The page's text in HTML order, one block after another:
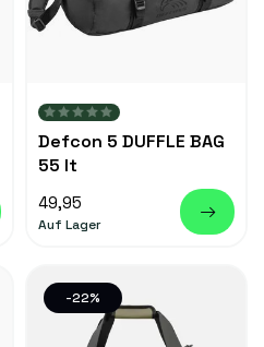
Defcon 5 DUFFLE BAG
55 lt
49,95
Auf Lager
-22%